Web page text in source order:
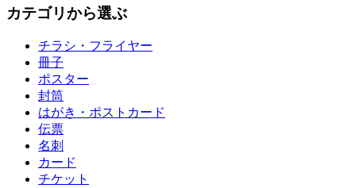
カテゴリから選ぶ
チラシ・フライヤー
冊子
ポスター
封筒
はがき・ポストカード
伝票
名刺
カード
チケット